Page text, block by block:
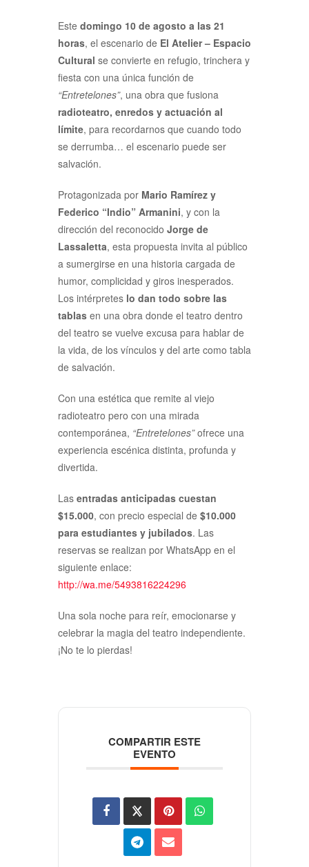
Este domingo 10 de agosto a las 21
horas, el escenario de El Atelier – Espacio
Cultural se convierte en refugio, trinchera y
fiesta con una única función de
“Entretelones”, una obra que fusiona
radioteatro, enredos y actuación al
límite, para recordarnos que cuando todo
se derrumba… el escenario puede ser
salvación.
Protagonizada por Mario Ramírez y
Federico “Indio” Armanini, y con la
dirección del reconocido Jorge de
Lassaletta, esta propuesta invita al público
a sumergirse en una historia cargada de
humor, complicidad y giros inesperados.
Los intérpretes lo dan todo sobre las
tablas en una obra donde el teatro dentro
del teatro se vuelve excusa para hablar de
la vida, de los vínculos y del arte como tabla
de salvación.
Con una estética que remite al viejo
radioteatro pero con una mirada
contemporánea, “Entretelones”ofrece una
experiencia escénica distinta, profunda y
divertida.
Las entradas anticipadas cuestan
$15.000, con precio especial de $10.000
para estudiantes y jubilados. Las
reservas se realizan por WhatsApp en el
siguiente enlace:
http://wa.me/5493816224296
Una sola noche para reír, emocionarse y
celebrar la magia del teatro independiente.
¡No te lo pierdas!
COMPARTIR ESTE
EVENTO